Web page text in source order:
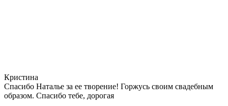
Кристина
Спасибо Наталье за ее творение! Горжусь своим свадебным
образом. Спасибо тебе, дорогая